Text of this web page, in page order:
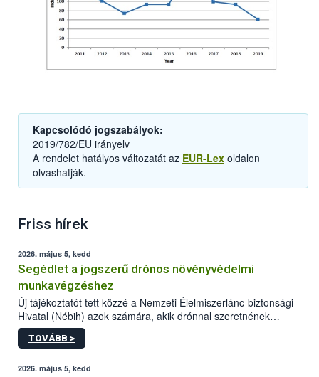
Kapcsolódó jogszabályok:
2019/782/EU irányelv
A rendelet hatályos változatát az EUR-Lex oldalon
olvashatják.
Friss hírek
2026. május 5, kedd
Segédlet a jogszerű drónos növényvédelmi
munkavégzéshez
Új tájékoztatót tett közzé a Nemzeti Élelmiszerlánc-biztonsági
Hivatal (Nébih) azok számára, akik drónnal szeretnének
növényvédelmi vagy tápanyag-gazdálkodási tevékenységet
végezni Magyarországon. Az összefoglaló részletesen
műszaki és hatósági feltételek.
TOVÁBB >
2026. május 5, kedd